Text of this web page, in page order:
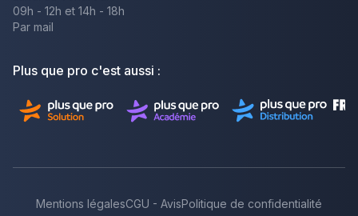
09h - 12h et 14h - 18h
Par mail
Plus que pro c'est aussi :
Mentions légalesCGU - AvisPolitique de confidentialité